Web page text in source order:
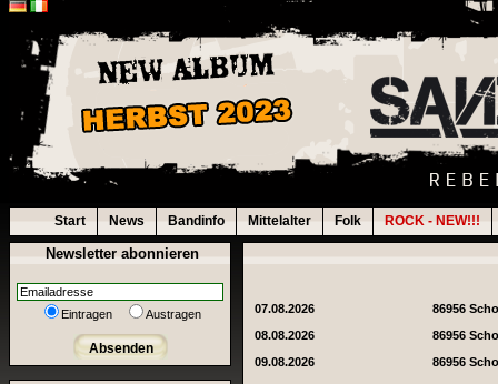
Start News Bandinfo Mittelalter Folk ROCK - NEW!!!
Newsletter abonnieren
Eintragen Austragen
Absenden
07.08.2026
86956
08.08.2026
86956
09.08.2026
86956